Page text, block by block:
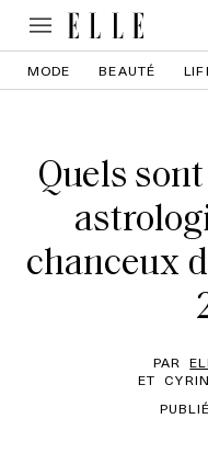
MODE BEAUTÉ
Quels
chanceux
PAR
ET